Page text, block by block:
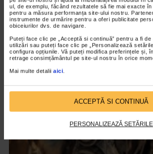
ul, de exemplu, făcând rezultatele să fie mai exacte
pentru a măsura performanța site-ului nostru.
instrumente de urmărire pentru a oferi publicitate
obiceiurilor dvs. de navigare.
Puteți face clic pe „Acceptă si continuă” pentru a fi
utilizări sau puteți face clic pe „Personalizează
configura opțiunile. Vă puteți modifica preferințele și,
retrage consimțământul pe site-ul nostru în orice
Mai multe detalii aici.
ACCEPTĂ SI CONTINUĂ
PERSONALIZEAZĂ SETĂRILE
CLIPA DE ARTA
Nicolae Tonitza – Pictor al
152 vizualizari